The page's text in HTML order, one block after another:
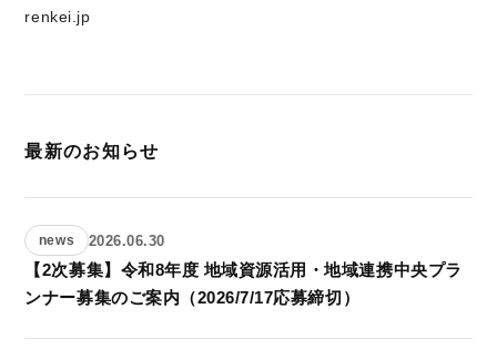
renkei.jp
最新のお知らせ
news 2026.06.30
【2次募集】令和8年度 地域資源活用・地域連携中央プラ
ンナー募集のご案内（2026/7/17応募締切）